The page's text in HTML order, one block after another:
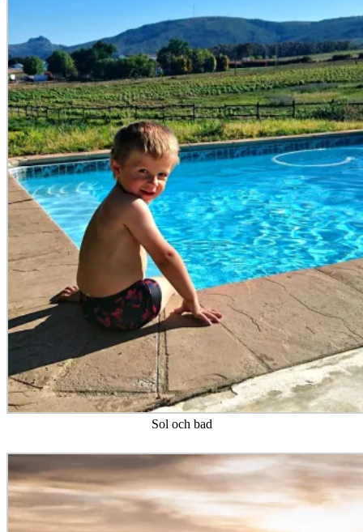
Sol och bad